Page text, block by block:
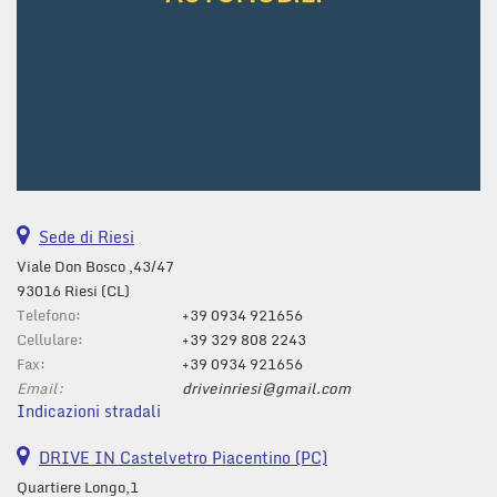
Sede di Riesi
Viale Don Bosco ,43/47
93016 Riesi (CL)
Telefono:
+39 0934 921656
Cellulare:
+39 329 808 2243
Fax:
+39 0934 921656
Email:
driveinriesi@gmail.com
Indicazioni stradali
DRIVE IN Castelvetro Piacentino (PC)
Quartiere Longo,1